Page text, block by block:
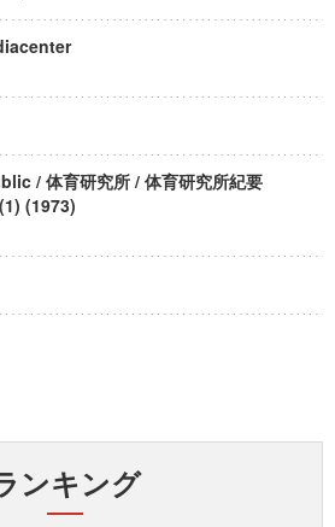
/ 体育研究所 / 体育研究所紀要
(1973)
ンキング